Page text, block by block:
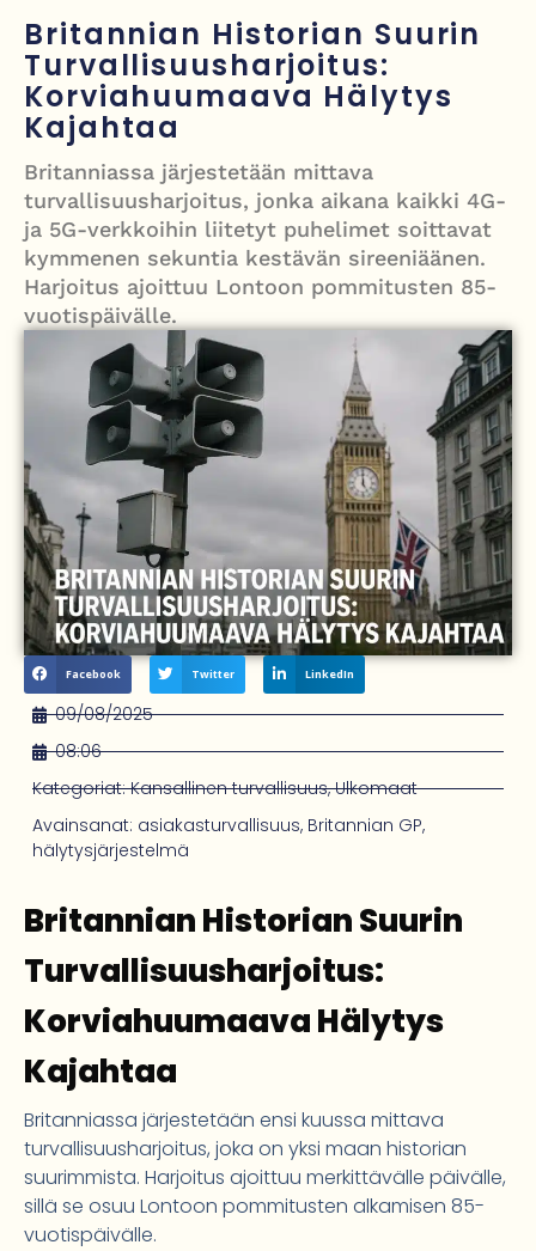
Avustettu kuolema palaa parlamenttiin – kansanedustaja vaatii
lordeja viemään lain maaliin
Iso-Britannia kieltämässä alle 16-vuotiailta pääsyn suuriin sosiaalisen
median alustoihin – Starmer lupaa rohkeita toimia
Pekka Hyysalo poseeraa läheisissä tunnelmissa Kaitlin O’Toolen
kanssa – taustalla vahva selviytymistarina
Kanadan pääministeri Mark Carney vieraili esi-isiensä kylässä Mayossa
Britannian Historian Suurin
Turvallisuusharjoitus:
Korviahuumaava Hälytys
Kajahtaa
Britanniassa järjestetään mittava
turvallisuusharjoitus, jonka aikana kaikki 4G-
ja 5G-verkkoihin liitetyt puhelimet soittavat
kymmenen sekuntia kestävän sireeniäänen.
Harjoitus ajoittuu Lontoon pommitusten 85-
vuotispäivälle.
Facebook Twitter LinkedIn
09/08/2025
08:06
Kategoriat: Kansallinen turvallisuus,Ulkomaat
Avainsanat: asiakasturvallisuus, Britannian GP,
hälytysjärjestelmä
Britannian Historian Suurin
Turvallisuusharjoitus:
Korviahuumaava Hälytys
Kajahtaa
Britanniassa järjestetään ensi kuussa mittava
turvallisuusharjoitus, joka on yksi maan historian
suurimmista. Harjoitus ajoittuu merkittävälle päivälle,
sillä se osuu Lontoon pommitusten alkamisen 85-
vuotispäivälle.